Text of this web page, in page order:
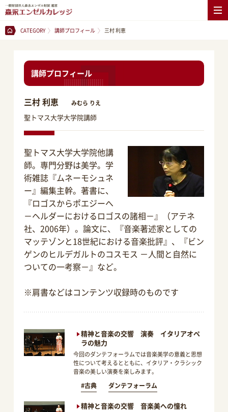
CATEGORY 講師プロフィール 三村 利恵
講師プロフィール
三村 利恵 みむら りえ
聖トマス大学大学院講師
聖トマス大学大学院他講
師。専門分野は美学。学
術雑誌『ムネーモシュネ
ー』編集主幹。著書に、
『ロゴスからポエジーへ
－ヘルダーにおけるロゴスの諸相－』（アテネ
社、2006年）。論文に、『音楽著述家としての
マッテゾンと18世紀における音楽批評』、『ビン
ゲンのヒルデガルトのコスモス －人間と自然に
ついての一考察－』など。
※肩書などはコンテンツ収録時のものです
精神と音楽の交響 演奏 イタリアオペ
ラの魅力
今回のダンテフォーラムでは音楽美学の意義と思想
性について考えるとともに、イタリア・クラシック
音楽の美しい演奏を楽しみます。
#古典 ダンテフォーラム
精神と音楽の交響 音楽美への憧れ